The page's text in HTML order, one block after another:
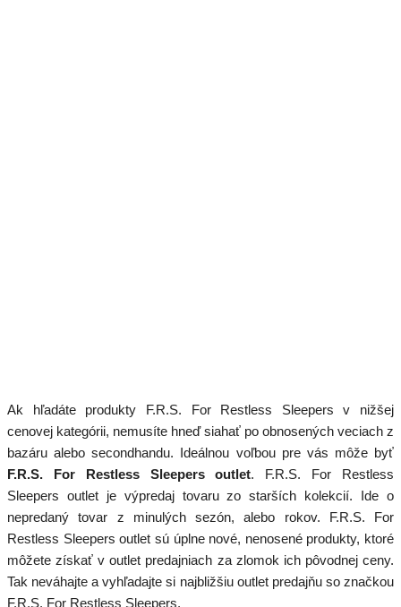
Ak hľadáte produkty F.R.S. For Restless Sleepers v nižšej
cenovej kategórii, nemusíte hneď siahať po obnosených veciach z
bazáru alebo secondhandu. Ideálnou voľbou pre vás môže byť
F.R.S. For Restless Sleepers outlet. F.R.S. For Restless
Sleepers outlet je výpredaj tovaru zo starších kolekcií. Ide o
nepredaný tovar z minulých sezón, alebo rokov. F.R.S. For
Restless Sleepers outlet sú úplne nové, nenosené produkty, ktoré
môžete získať v outlet predajniach za zlomok ich pôvodnej ceny.
Tak neváhajte a vyhľadajte si najbližšiu outlet predajňu so značkou
F.R.S. For Restless Sleepers.